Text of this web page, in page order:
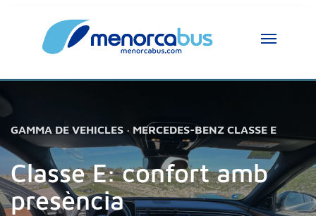
GAMMA DE VEHICLES · MERCEDES-BENZ CLASSE E
Classe E: confort amb
presència